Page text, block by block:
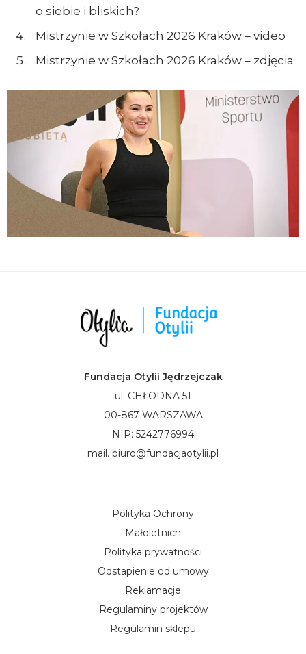
o siebie i bliskich?
Mistrzynie w Szkołach 2026 Kraków – video
Mistrzynie w Szkołach 2026 Kraków – zdjęcia
Fundacja Otylii Jędrzejczak
ul. CHŁODNA 51
00-867 WARSZAWA
NIP: 5242776994
mail. biuro@fundacjaotylii.pl
Polityka Ochrony
Małoletnich
Polityka prywatności
Odstapienie od umowy
Reklamacje
Regulaminy projektów
Regulamin sklepu